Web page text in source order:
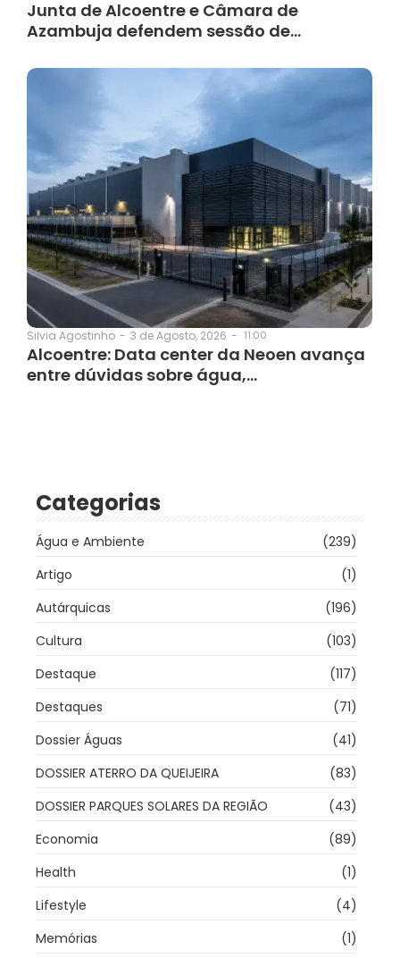
Junta de Alcoentre e Câmara de
Azambuja defendem sessão de…
Silvia Agostinho - 3 de Agosto, 2026 - 11:00
Alcoentre: Data center da Neoen avança
entre dúvidas sobre água,…
Categorias
Água e Ambiente
(239)
Artigo
(1)
Autárquicas
(196)
Cultura
(103)
Destaque
(117)
Destaques
(71)
Dossier Águas
(41)
DOSSIER ATERRO DA QUEIJEIRA
(83)
DOSSIER PARQUES SOLARES DA REGIÃO
(43)
Economia
(89)
Health
(1)
Lifestyle
(4)
Memórias
(1)